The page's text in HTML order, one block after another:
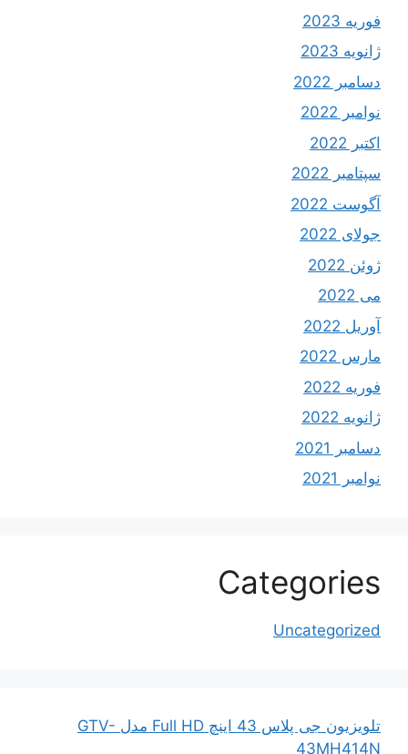
فوریه 2023
ژانویه 2023
دسامبر 2022
نوامبر 2022
اکتبر 2022
سپتامبر 2022
آگوست 2022
جولای 2022
ژوئن 2022
می 2022
آوریل 2022
مارس 2022
فوریه 2022
ژانویه 2022
دسامبر 2021
نوامبر 2021
Categories
Uncategorized
تلویزیون جی پلاس 43 اینچ Full HD مدل GTV-
43MH414N